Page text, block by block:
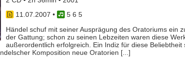
11.07.2007 •
5 6 5
Händel schuf mit seiner Ausprägung des Oratoriums ein
der Gattung; schon zu seinen Lebzeiten waren diese
außerordentlich erfolgreich. Ein Indiz für diese Beliebtheit
Komposition neue Oratorien [...]